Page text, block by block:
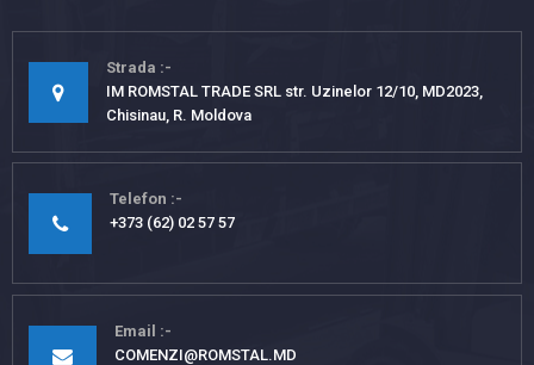
Strada
IM ROMSTAL TRADE SRL str. Uzinelor 12/10, MD2023,
Chisinau, R. Moldova
Telefon
+373 (62) 02 57 57
Email
COMENZI@ROMSTAL.MD